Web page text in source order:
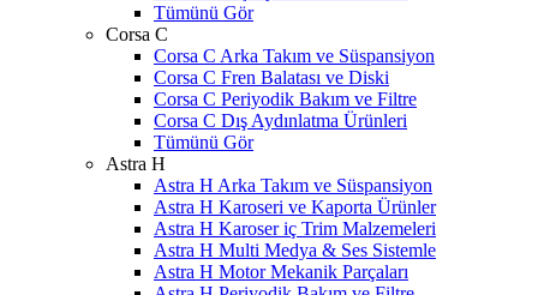
Tümünü Gör
Corsa C
Corsa C Arka Takım ve Süspansiyon
Corsa C Fren Balatası ve Diski
Corsa C Periyodik Bakım ve Filtre
Corsa C Dış Aydınlatma Ürünleri
Tümünü Gör
Astra H
Astra H Arka Takım ve Süspansiyon
Astra H Karoseri ve Kaporta Ürünler
Astra H Karoser iç Trim Malzemeleri
Astra H Multi Medya & Ses Sistemle
Astra H Motor Mekanik Parçaları